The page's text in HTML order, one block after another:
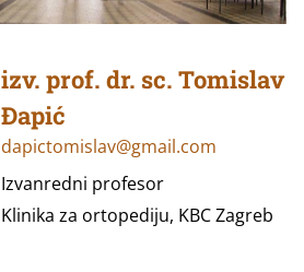
izv. prof. dr. sc. Tomislav
Đapić
dapictomislav@gmail.com
Izvanredni profesor
Klinika za ortopediju, KBC Zagreb